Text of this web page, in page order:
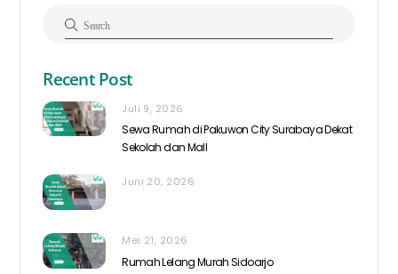
Recent Post
Juli 9, 2026
Sewa Rumah di Pakuwon City Surabaya Dekat
Sekolah dan Mall
Juni 20, 2026
Mei 21, 2026
Rumah Lelang Murah Sidoarjo